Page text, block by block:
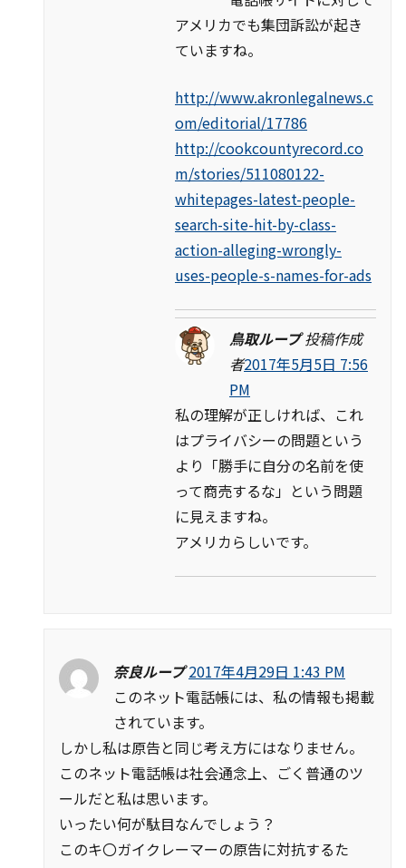
アメリカでも集団訴訟が起き
ていますね。
http://www.akronlegalnews.c
om/editorial/17786
http://cookcountyrecord.co
m/stories/511080122-
whitepages-latest-people-
search-site-hit-by-class-
action-alleging-wrongly-
uses-people-s-names-for-ads
鳥取ループ 投稿作成
者2017年5月5日 7:56
PM
私の理解が正しければ、これ
はプライバシーの問題という
より「勝手に自分の名前を使
って商売するな」という問題
に見えますね。
アメリカらしいです。
奈良ループ 2017年4月29日 1:43 PM
このネット電話帳には、私の情報も掲載
されています。
しかし私は原告と同じ考え方にはなりません。
このネット電話帳は社会通念上、ごく普通のツ
ールだと私は思います。
いったい何が駄目なんでしょう？
このキ〇ガイクレーマーの原告に対抗するた